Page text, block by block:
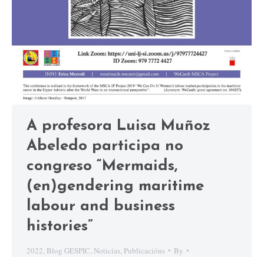
A profesora Luisa Muñoz
Abeledo participa no
congreso “Mermaids,
(en)gendering maritime
labour and business
histories”
2022, Blog GESPIC, Noticias, Publicacións
By